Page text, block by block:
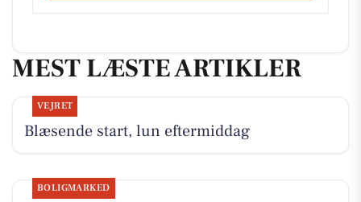
MEST LÆSTE ARTIKLER
VEJRET
Blæsende start, lun eftermiddag
BOLIGMARKED